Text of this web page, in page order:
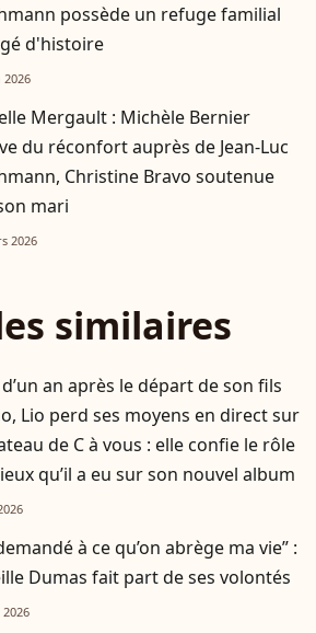
possède un refuge familial
d'histoire
2026
Mergault : Michèle Bernier
du réconfort auprès de Jean-Luc
Christine Bravo soutenue
mari
2026
similaires
an après le départ de son fils
Lio perd ses moyens en direct sur
de C à vous : elle confie le rôle
qu’il a eu sur son nouvel album
demandé à ce qu’on abrège ma vie” :
Dumas fait part de ses volontés
2026